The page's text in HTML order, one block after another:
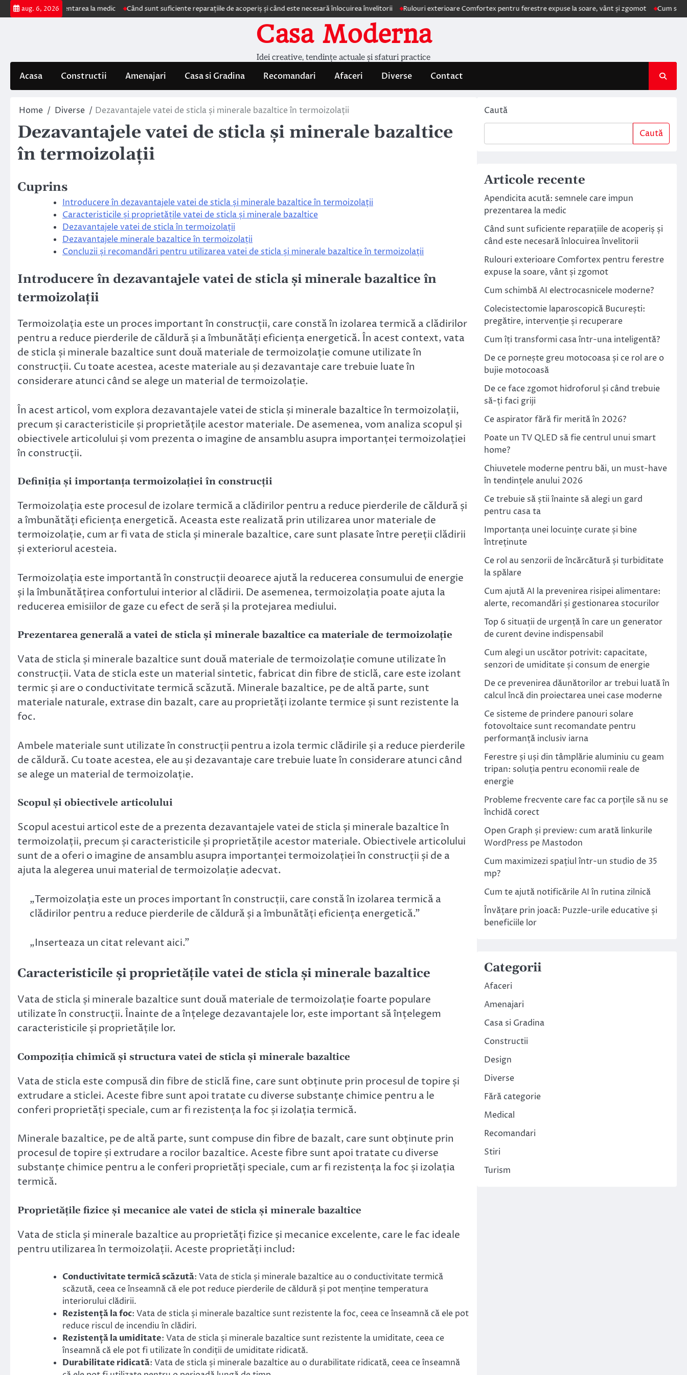
Skip
to
aug. 6, 2026
prezentarea la medic Când sunt suficiente reparațiile de acoperiș și când este necesară înlocuirea învelitorii Rulouri exterioare Comfortex pentru ferestre expuse la soare, vânt și zgomot Cum schimbă AI
Casa Moderna
Idei creative, tendințe actuale și sfaturi practice
Acasa Constructii Amenajari Casa si Gradina Recomandari Afaceri Diverse Contact
Home Diverse Dezavantajele vatei de sticla și minerale bazaltice în termoizolații
Dezavantajele vatei de sticla și minerale bazaltice
în termoizolații
Cuprins
Introducere în dezavantajele vatei de sticla și minerale bazaltice în termoizolații
Caracteristicile și proprietățile vatei de sticla și minerale bazaltice
Dezavantajele vatei de sticla în termoizolații
Dezavantajele minerale bazaltice în termoizolații
Concluzii și recomandări pentru utilizarea vatei de sticla și minerale bazaltice în termoizolații
Introducere în dezavantajele vatei de sticla și minerale bazaltice în
termoizolații
Termoizolația este un proces important în construcții, care constă în izolarea termică a clădirilor
pentru a reduce pierderile de căldură și a îmbunătăți eficiența energetică. În acest context, vata
de sticla și minerale bazaltice sunt două materiale de termoizolație comune utilizate în
construcții. Cu toate acestea, aceste materiale au și dezavantaje care trebuie luate în
considerare atunci când se alege un material de termoizolație.
În acest articol, vom explora dezavantajele vatei de sticla și minerale bazaltice în termoizolații,
precum și caracteristicile și proprietățile acestor materiale. De asemenea, vom analiza scopul și
obiectivele articolului și vom prezenta o imagine de ansamblu asupra importanței termoizolației
în construcții.
Definiția și importanța termoizolației în construcții
Termoizolația este procesul de izolare termică a clădirilor pentru a reduce pierderile de căldură și
a îmbunătăți eficiența energetică. Aceasta este realizată prin utilizarea unor materiale de
termoizolație, cum ar fi vata de sticla și minerale bazaltice, care sunt plasate între pereții clădirii
și exteriorul acesteia.
Termoizolația este importantă în construcții deoarece ajută la reducerea consumului de energie
și la îmbunătățirea confortului interior al clădirii. De asemenea, termoizolația poate ajuta la
reducerea emisiilor de gaze cu efect de seră și la protejarea mediului.
Prezentarea generală a vatei de sticla și minerale bazaltice ca materiale de termoizolație
Vata de sticla și minerale bazaltice sunt două materiale de termoizolație comune utilizate în
construcții. Vata de sticla este un material sintetic, fabricat din fibre de sticlă, care este izolant
termic și are o conductivitate termică scăzută. Minerale bazaltice, pe de altă parte, sunt
materiale naturale, extrase din bazalt, care au proprietăți izolante termice și sunt rezistente la
foc.
Ambele materiale sunt utilizate în construcții pentru a izola termic clădirile și a reduce pierderile
de căldură. Cu toate acestea, ele au și dezavantaje care trebuie luate în considerare atunci când
se alege un material de termoizolație.
Scopul și obiectivele articolului
Scopul acestui articol este de a prezenta dezavantajele vatei de sticla și minerale bazaltice în
termoizolații, precum și caracteristicile și proprietățile acestor materiale. Obiectivele articolului
sunt de a oferi o imagine de ansamblu asupra importanței termoizolației în construcții și de a
ajuta la alegerea unui material de termoizolație adecvat.
„Termoizolația este un proces important în construcții, care constă în izolarea termică a
clădirilor pentru a reduce pierderile de căldură și a îmbunătăți eficiența energetică.”
„Inserteaza un citat relevant aici.”
Caracteristicile și proprietățile vatei de sticla și minerale bazaltice
Vata de sticla și minerale bazaltice sunt două materiale de termoizolație foarte populare
utilizate în construcții. Înainte de a înțelege dezavantajele lor, este important să înțelegem
caracteristicile și proprietățile lor.
Compoziția chimică și structura vatei de sticla și minerale bazaltice
Vata de sticla este compusă din fibre de sticlă fine, care sunt obținute prin procesul de topire și
extrudare a sticlei. Aceste fibre sunt apoi tratate cu diverse substanțe chimice pentru a le
conferi proprietăți speciale, cum ar fi rezistența la foc și izolația termică.
Minerale bazaltice, pe de altă parte, sunt compuse din fibre de bazalt, care sunt obținute prin
procesul de topire și extrudare a rocilor bazaltice. Aceste fibre sunt apoi tratate cu diverse
substanțe chimice pentru a le conferi proprietăți speciale, cum ar fi rezistența la foc și izolația
termică.
Proprietățile fizice și mecanice ale vatei de sticla și minerale bazaltice
Vata de sticla și minerale bazaltice au proprietăți fizice și mecanice excelente, care le fac ideale
pentru utilizarea în termoizolații. Aceste proprietăți includ:
Conductivitate termică scăzută: Vata de sticla și minerale bazaltice au o conductivitate termică
scăzută, ceea ce înseamnă că ele pot reduce pierderile de căldură și pot menține temperatura
interiorului clădirii.
Rezistență la foc: Vata de sticla și minerale bazaltice sunt rezistente la foc, ceea ce înseamnă că ele pot
reduce riscul de incendiu în clădiri.
Rezistență la umiditate: Vata de sticla și minerale bazaltice sunt rezistente la umiditate, ceea ce
înseamnă că ele pot fi utilizate în condiții de umiditate ridicată.
Durabilitate ridicată: Vata de sticla și minerale bazaltice au o durabilitate ridicată, ceea ce înseamnă
Caută
Caută
Articole recente
Apendicita acută: semnele care impun
prezentarea la medic
Când sunt suficiente reparațiile de acoperiș și
când este necesară înlocuirea învelitorii
Rulouri exterioare Comfortex pentru ferestre
expuse la soare, vânt și zgomot
Cum schimbă AI electrocasnicele moderne?
Colecistectomie laparoscopică București:
pregătire, intervenție și recuperare
Cum îți transformi casa într-una inteligentă?
De ce pornește greu motocoasa și ce rol are o
bujie motocoasă
De ce face zgomot hidroforul și când trebuie
să-ți faci griji
Ce aspirator fără fir merită în 2026?
Poate un TV QLED să fie centrul unui smart
home?
Chiuvetele moderne pentru băi, un must-have
în tendințele anului 2026
Ce trebuie să știi înainte să alegi un gard
pentru casa ta
Importanța unei locuințe curate și bine
întreținute
Ce rol au senzorii de încărcătură și turbiditate
la spălare
Cum ajută AI la prevenirea risipei alimentare:
alerte, recomandări și gestionarea stocurilor
Top 6 situații de urgență în care un generator
de curent devine indispensabil
Cum alegi un uscător potrivit: capacitate,
senzori de umiditate și consum de energie
De ce prevenirea dăunătorilor ar trebui luată în
calcul încă din proiectarea unei case moderne
Ce sisteme de prindere panouri solare
fotovoltaice sunt recomandate pentru
performanță inclusiv iarna
Ferestre și uși din tâmplărie aluminiu cu geam
tripan: soluția pentru economii reale de
energie
Probleme frecvente care fac ca porțile să nu se
închidă corect
Open Graph și preview: cum arată linkurile
WordPress pe Mastodon
Cum maximizezi spațiul într-un studio de 35
mp?
Cum te ajută notificările AI în rutina zilnică
Învățare prin joacă: Puzzle-urile educative și
beneficiile lor
Categorii
Afaceri
Amenajari
Casa si Gradina
Constructii
Design
Diverse
Fără categorie
Medical
Recomandari
Stiri
Turism